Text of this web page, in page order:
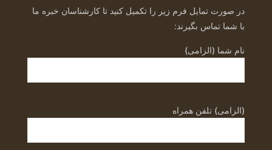
در صورت تمایل فرم زیر را تکمیل کنید تا کارشناسان خبره ما
با شما تماس بگیرند:
نام شما (الزامی)
(الزامی) تلفن همراه